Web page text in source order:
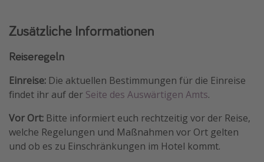
Zusätzliche Informationen
Reiseregeln
Einreise: Die aktuellen Bestimmungen für die Einreise
findet ihr auf der Seite des Auswärtigen Amts.
Vor Ort: Bitte informiert euch rechtzeitig vor der Reise,
welche Regelungen und Maßnahmen vor Ort gelten
und ob es zu Einschränkungen im Hotel kommt.